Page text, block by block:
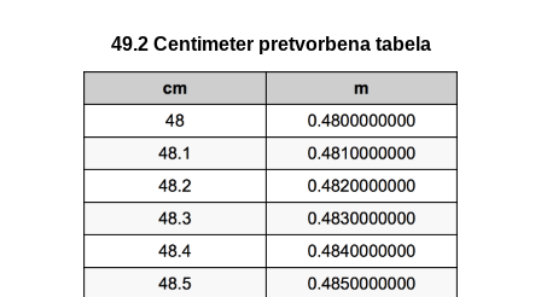
49.2 Centimeter pretvorbena tabela